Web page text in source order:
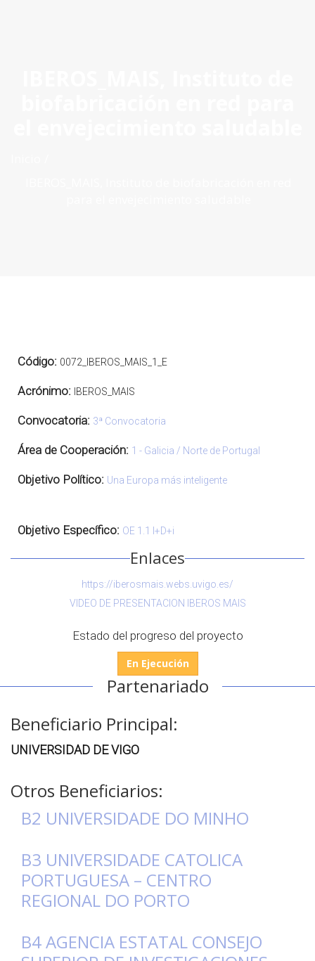
Código: 0072_IBEROS_MAIS_1_E
Acrónimo: IBEROS_MAIS
Convocatoria: 3ª Convocatoria
Área de Cooperación: 1 - Galicia / Norte de Portugal
Objetivo Político: Una Europa más inteligente
Objetivo Específico: OE 1.1 I+D+i
Enlaces
https://iberosmais.webs.uvigo.es/
VIDEO DE PRESENTACION IBEROS MAIS
Estado del progreso del proyecto
En Ejecución
Partenariado
Beneficiario Principal:
UNIVERSIDAD DE VIGO
Otros Beneficiarios:
B2 UNIVERSIDADE DO MINHO
B3 UNIVERSIDADE CATOLICA
PORTUGUESA – CENTRO
REGIONAL DO PORTO
B4 AGENCIA ESTATAL CONSEJO